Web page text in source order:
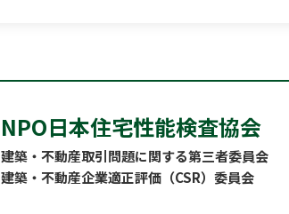
NPO日本住宅性能検査協会
建築・不動産取引問題に関する第三者委員会
建築・不動産企業適正評価（CSR）委員会